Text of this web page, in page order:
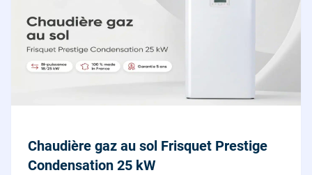
Chaudière gaz au sol Frisquet Prestige
Condensation 25 kW